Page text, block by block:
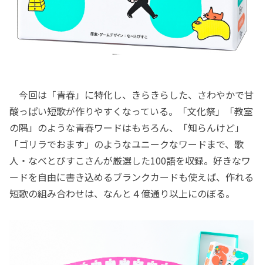
今回は「青春」に特化し、きらきらした、さわやかで甘
酸っぱい短歌が作りやすくなっている。「文化祭」「教室
の隅」のような青春ワードはもちろん、「知らんけど」
「ゴリラでおます」のようなユニークなワードまで、歌
人・なべとびすこさんが厳選した100語を収録。好きなワ
ードを自由に書き込めるブランクカードも使えば、作れる
短歌の組み合わせは、なんと４億通り以上にのぼる。